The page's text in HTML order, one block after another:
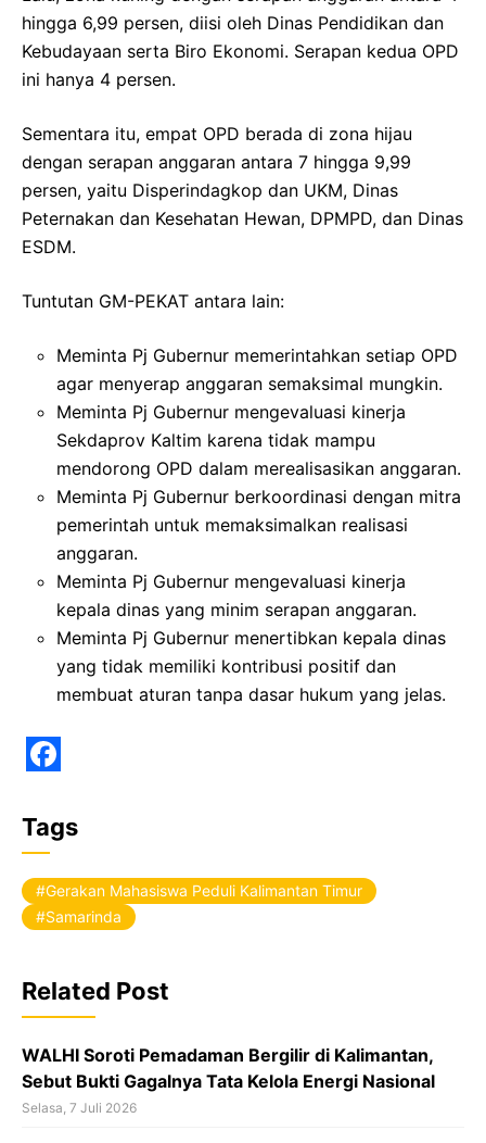
hingga 6,99 persen, diisi oleh Dinas Pendidikan dan
Kebudayaan serta Biro Ekonomi. Serapan kedua OPD
ini hanya 4 persen.
Sementara itu, empat OPD berada di zona hijau
dengan serapan anggaran antara 7 hingga 9,99
persen, yaitu Disperindagkop dan UKM, Dinas
Peternakan dan Kesehatan Hewan, DPMPD, dan Dinas
ESDM.
Tuntutan GM-PEKAT antara lain:
Meminta Pj Gubernur memerintahkan setiap OPD
agar menyerap anggaran semaksimal mungkin.
Meminta Pj Gubernur mengevaluasi kinerja
Sekdaprov Kaltim karena tidak mampu
mendorong OPD dalam merealisasikan anggaran.
Meminta Pj Gubernur berkoordinasi dengan mitra
pemerintah untuk memaksimalkan realisasi
anggaran.
Meminta Pj Gubernur mengevaluasi kinerja
kepala dinas yang minim serapan anggaran.
Meminta Pj Gubernur menertibkan kepala dinas
yang tidak memiliki kontribusi positif dan
membuat aturan tanpa dasar hukum yang jelas.
a
c
e
b
o
k
Tags
Gerakan Mahasiswa Peduli Kalimantan Timur
Samarinda
Related Post
WALHI Soroti Pemadaman Bergilir di Kalimantan,
Sebut Bukti Gagalnya Tata Kelola Energi Nasional
Selasa, 7 Juli 2026